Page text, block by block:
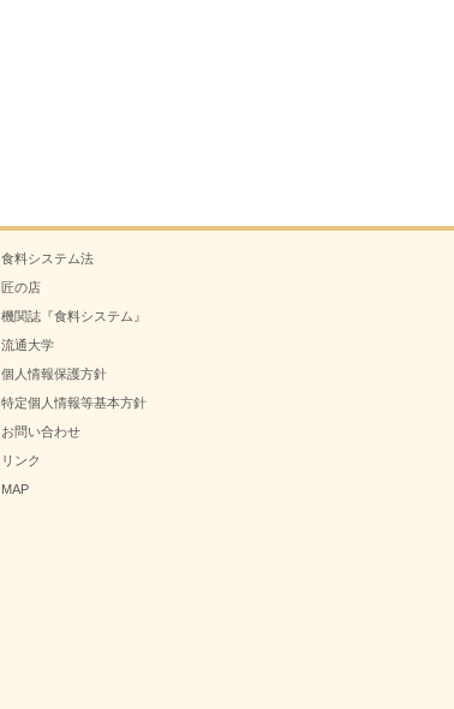
食料システム法
匠の店
機関誌『食料システム』
流通大学
個人情報保護方針
特定個人情報等基本方針
お問い合わせ
リンク
MAP